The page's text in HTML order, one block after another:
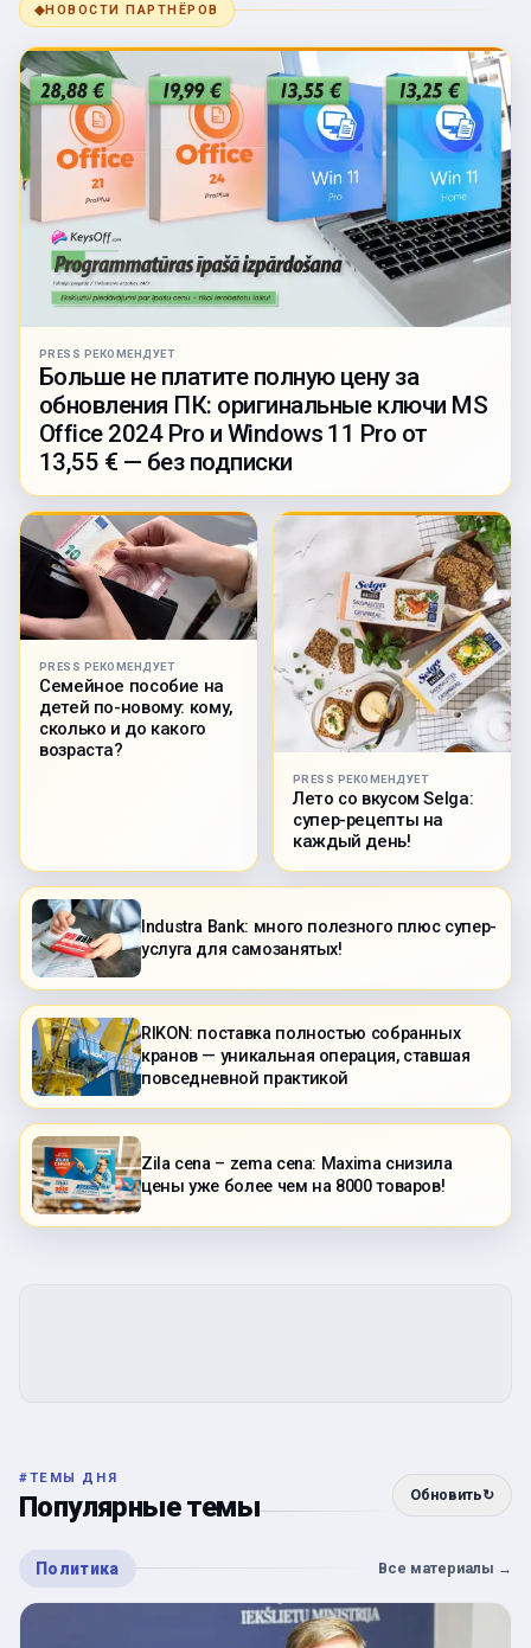
◆НОВОСТИ ПАРТНЁРОВ
PRESS РЕКОМЕНДУЕТ
Больше не платите полную цену за
обновления ПК: оригинальные ключи MS
Office 2024 Pro и Windows 11 Pro от
13,55 € — без подписки
PRESS РЕКОМЕНДУЕТ
Семейное пособие на
детей по-новому: кому,
сколько и до какого
возраста?
PRESS РЕКОМЕНДУЕТ
Лето со вкусом Selga:
супер-рецепты на
каждый день!
Industra Bank: много полезного плюс супер-
услуга для самозанятых!
RIKON: поставка полностью собранных
кранов — уникальная операция, ставшая
повседневной практикой
Zila cena – zema cena: Maxima снизила
цены уже более чем на 8000 товаров!
#ТЕМЫ ДНЯ
Популярные темы Обновить↻
Политика Все материалы →